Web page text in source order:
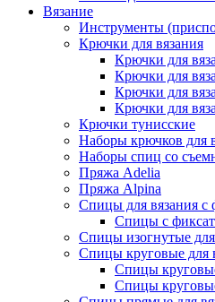
Вязание
Инструменты
Крючки для вязания
Крючки для
Крючки для
Крючки для
Крючки для
Крючки тунисские
Наборы крючков для
Наборы спиц со
Пряжа Adelia
Пряжа Alpina
Спицы для вязания с
Спицы с
Спицы изогнутые для
Спицы круговые для
Спицы
Спицы